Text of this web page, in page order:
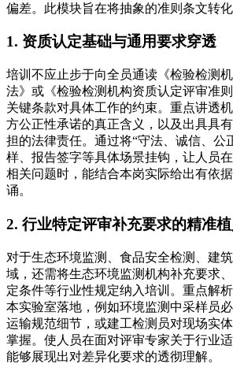
偏差。此模块旨在将抽象的准则条文转化
1. 资质认定基础与通用要求穿透
培训不应止步于向全员通读《检验检测
法》或《检验检测机构资质认定评审准
关键条款对具体工作的约束。重点讲透
方公正性承诺的真正含义，以及出具具
担的法律责任。通过将“守法、诚信、公
样、报告签字等具体场景挂钩，让人员
相关问题时，能结合本岗实际给出有依
诵。
2. 行业特定评审补充要求的精准植
对于生态环境监测、食品安全检测、建
域，还需将生态环境监测机构补充要求
定条件等行业性规定纳入培训。重点解
本实验室落地，例如环境监测中采样员
运输规范细节，或建工检测员对现场实
掌握。使人员在面对评审专家关于行业
能够展现出对差异化要求的透彻理解。